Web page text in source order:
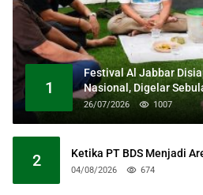
1
Festival Al Jabbar
Nasional, Digelar
Masjid Raya Al Jabbar
26/07/2026 1007
2 Ketika PT BDS Menjadi
04/08/2026 674